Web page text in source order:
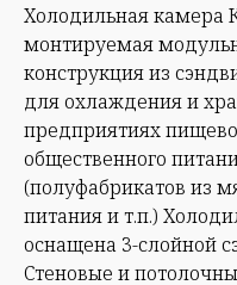
Холодильная камера
монтируемая
конструкция из
для охлаждения и
предприятиях
общественного
(полуфабрикатов из
питания и т.п.)
оснащена 3-слойной
Стеновые и